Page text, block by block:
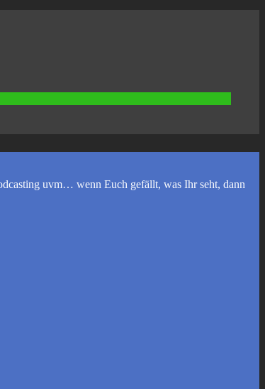
uvm… wenn Euch gefällt, was Ihr seht, dann